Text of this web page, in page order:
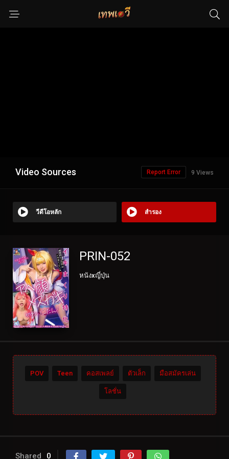
Video Sources 9 Views
Report Error
วีดีโอหลัก สำรอง
PRIN-052
หนังxญี่ปุ่น
POV Teen คอสเพลย์ ตัวเล็ก มือสมัครเล่น
โลชั่น
Shared 0